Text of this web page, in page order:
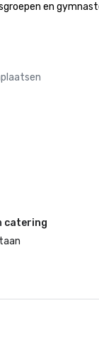
en
catering